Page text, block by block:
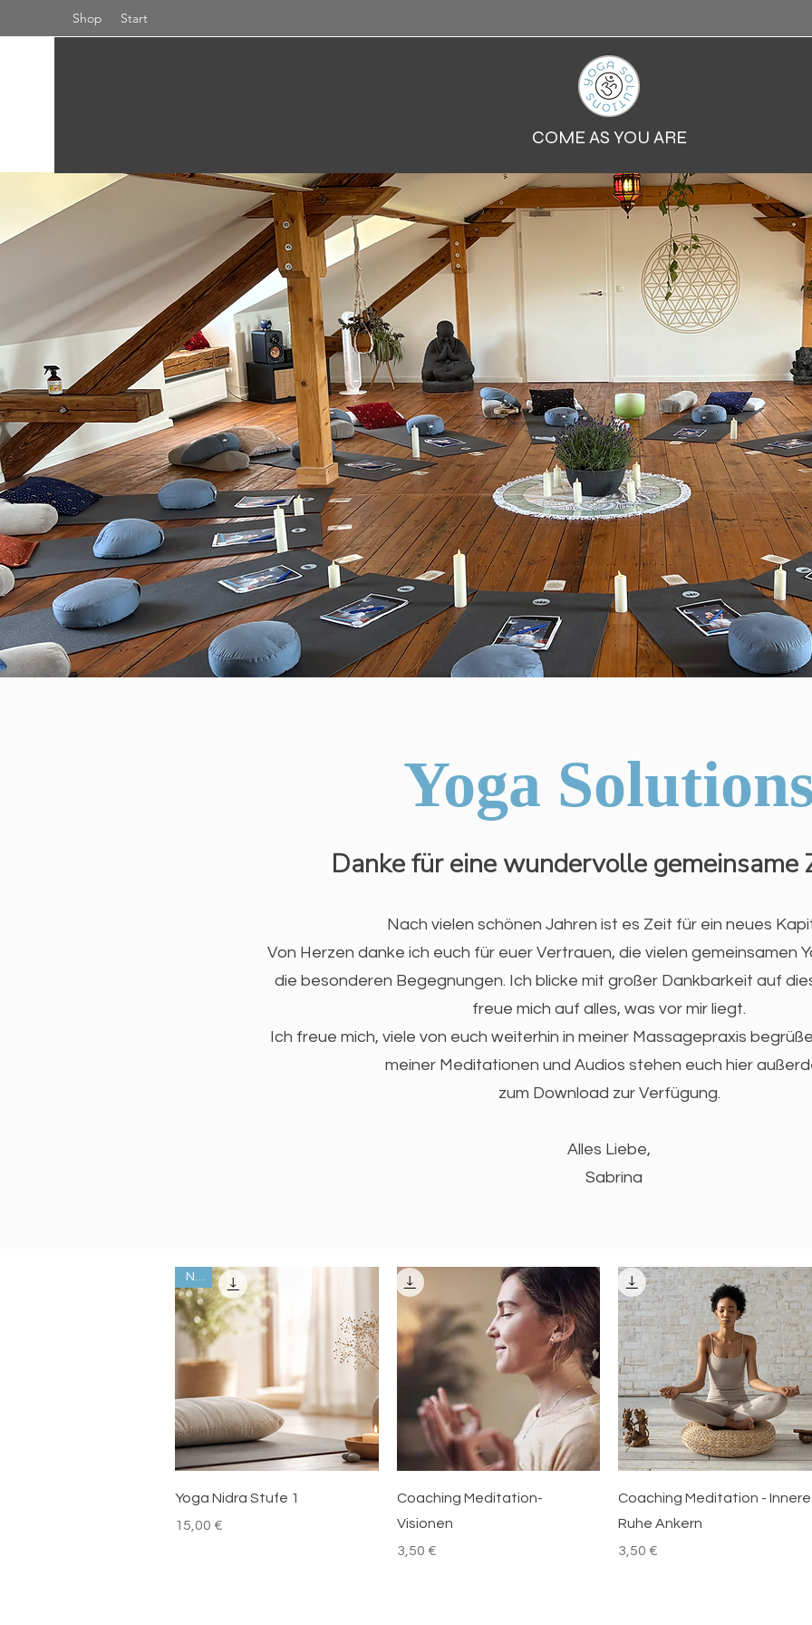
Shop Start
COME AS YOU ARE
Yoga
Danke für eine wundervolle
Nach vielen schönen Jahren ist es Zeit für ein neues
Von Herzen danke ich euch für euer Vertrauen, die vielen gemeinsamen
die besonderen Begegnungen. Ich blicke mit großer Dankbarkeit auf
freue mich auf alles, was vor mir liegt.
Ich freue mich, viele von euch weiterhin in meiner Massagepraxis
meiner Meditationen und Audios stehen euch hier
zum Download zur Verfügung.
Alles Liebe,
Sabrina
Schnellansicht
Neu
Yoga Nidra Stufe 1
Preis
15,00 €
Schnellansicht
Coaching Meditation-
Visionen
Preis
3,50 €
Schnellansicht
Coaching Meditation - Innere
Ruhe Ankern
Preis
3,50 €